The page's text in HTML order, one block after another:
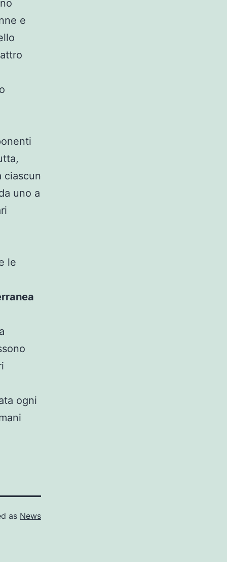
e
ciascun
uno a
le
ogni
as News